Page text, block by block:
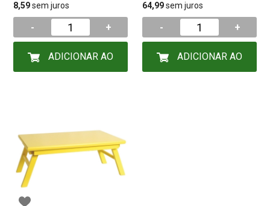
8,59sem juros
- +
64,99sem juros
- +